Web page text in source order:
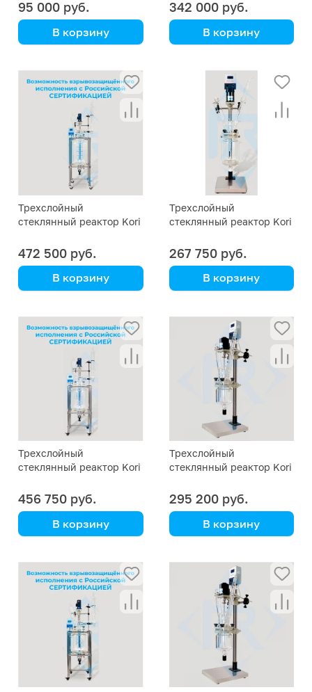
95 000 руб.
В корзину
342 000 руб.
В корзину
Трехслойный
стеклянный реактор Kori
472 500 руб.
В корзину
Трехслойный
стеклянный реактор Kori
267 750 руб.
В корзину
Трехслойный
стеклянный реактор Kori
456 750 руб.
В корзину
Трехслойный
стеклянный реактор Kori
295 200 руб.
В корзину